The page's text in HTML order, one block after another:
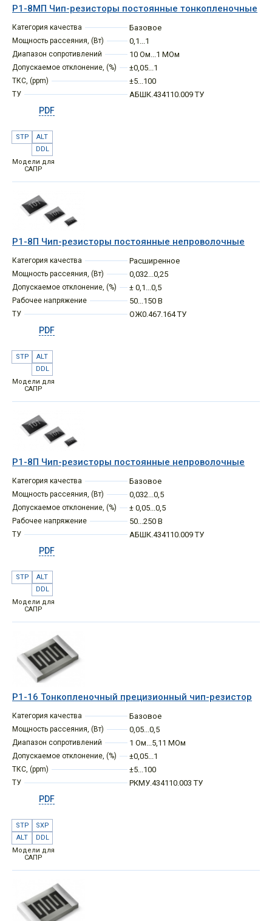
Р1-8МП Чип-резисторы постоянные тонкопленочные
Категория качества Базовое
Мощность рассеяния, (Вт) 0,1...1
Диапазон сопротивлений 10 Ом...1 МОм
Допускаемое отклонение, (%) ±0,05...1
ТКС, (ppm) ±5...100
ТУ АБШК.434110.009 ТУ
PDF
STP
ALT
DDL
Модели для
САПР
Р1-8П Чип-резисторы постоянные непроволочные
Категория качества Расширенное
Мощность рассеяния, (Вт) 0,032...0,25
Допускаемое отклонение, (%) ± 0,1...0,5
Рабочее напряжение 50...150 В
ТУ ОЖ0.467.164 ТУ
PDF
STP
ALT
DDL
Модели для
САПР
Р1-8П Чип-резисторы постоянные непроволочные
Категория качества Базовое
Мощность рассеяния, (Вт) 0,032...0,5
Допускаемое отклонение, (%) ± 0,05...0,5
Рабочее напряжение 50...250 В
ТУ АБШК.434110.009 ТУ
PDF
STP
ALT
DDL
Модели для
САПР
Р1-16 Тонкопленочный прецизионный чип-резистор
Категория качества Базовое
Мощность рассеяния, (Вт) 0,05...0,5
Диапазон сопротивлений 1 Ом...5,11 МОм
Допускаемое отклонение, (%) ±0,05...1
ТКС, (ppm) ±5...100
ТУ РКМУ.434110.003 ТУ
PDF
STP
SXP
ALT
DDL
Модели для
САПР